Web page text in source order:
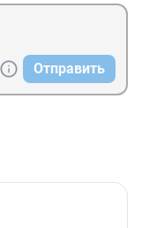
Отправить